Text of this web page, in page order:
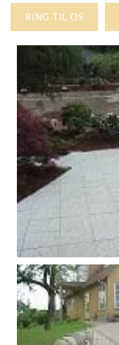
RING TIL OS